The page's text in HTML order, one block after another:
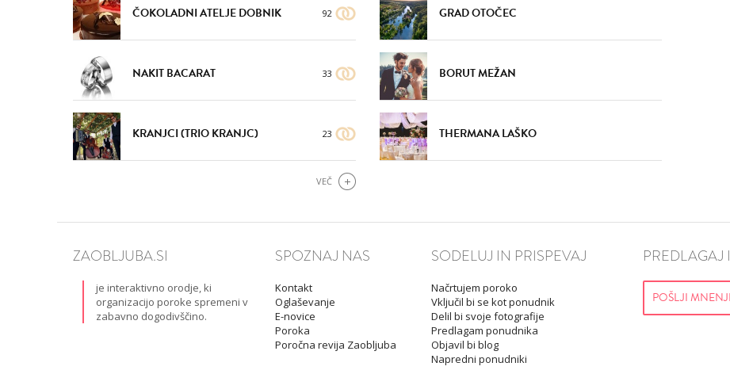
ČOKOLADNI ATELJE DOBNIK 92
NAKIT BACARAT 33
KRANJCI (TRIO KRANJC) 23
VEČ
GRAD OTOČEC
BORUT MEŽAN
THERMANA LAŠKO
ZAOBLJUBA.SI
je interaktivno orodje, ki
organizacijo poroke spremeni v
zabavno dogodivščino.
SPOZNAJ NAS
Kontakt
Oglaševanje
E-novice
Poroka
Poročna revija Zaobljuba
SODELUJ IN PRISPEVAJ
Načrtujem poroko
Vključil bi se kot ponudnik
Delil bi svoje fotografije
Predlagam ponudnika
Objavil bi blog
Napredni ponudniki
PREDLAGAJ
POŠLJI